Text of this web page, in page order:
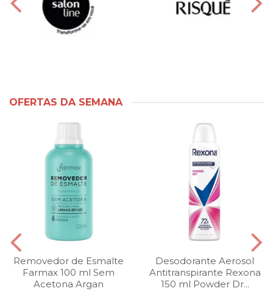
OFERTAS DA SEMANA
Removedor de Esmalte
Farmax 100 ml Sem
Acetona Argan
Desodorante Aerosol
Antitranspirante Rexona
150 ml Powder Dr...